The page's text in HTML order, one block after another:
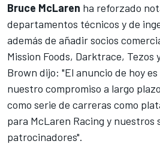
Bruce McLaren ha reforzado
departamentos técnicos y de
además de añadir socios
Mission Foods, Darktrace, Tezos
Brown dijo: "El anuncio de hoy
nuestro compromiso a largo
como serie de carreras como
para McLaren Racing y nuestros
patrocinadores".